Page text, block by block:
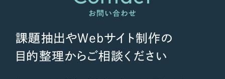
お問い合わせ
課題抽出やWebサイト制作の
目的整理からご相談ください